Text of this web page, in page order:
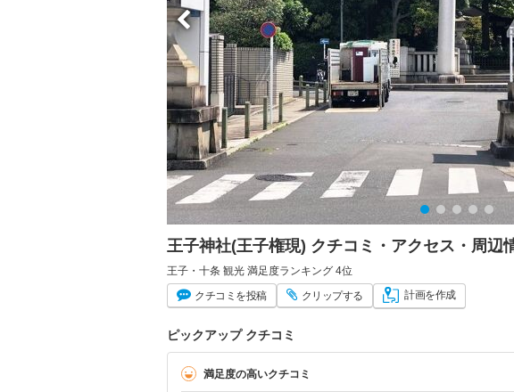
王子神社(王子権現) クチコミ・アクセス・周辺
王子・十条 観光 満足度ランキング 4位
クチコミ を投稿 クリップする 計画を作成
ピックアップ クチコミ
満足度の高いクチコミ